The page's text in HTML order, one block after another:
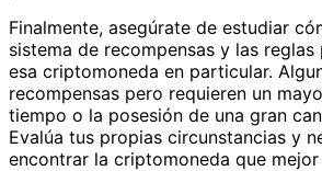
Finalmente, asegúrate de estudiar
sistema de recompensas y las
esa criptomoneda en particular.
recompensas pero requieren un
tiempo o la posesión de una gran
Evalúa tus propias circunstancias y
encontrar la criptomoneda que